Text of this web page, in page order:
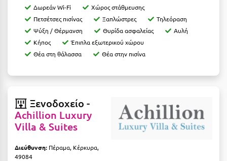
Ιωάννινα
Καβάλα
Καλάβρυτα
Κάλαμος
Καλαμπάκα
Κάλυμνος
Δωρεάν Wi-Fi
Χώρος στάθμευσης
Πετσέτσες πισίνας
Ξαπλώστρες
Τηλεόραση
Ψύξη / Θέρμανση
Θυρίδα ασφαλείας
Αυλή
Κήπος
Έπιπλα εξωτερικού χώρου
Θέα στη θάλασσα
Θέα στην πισίνα
Ξενοδοχείο -
Achillion Luxury
Villa & Suites
Διεύθυνση: Πέραμα, Κέρκυρα,
49084